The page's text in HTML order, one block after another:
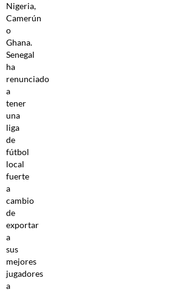
Nigeria,
Camerún
o
Ghana.
Senegal
ha
renunciado
a
tener
una
liga
de
fútbol
local
fuerte
a
cambio
de
exportar
a
sus
mejores
jugadores
a